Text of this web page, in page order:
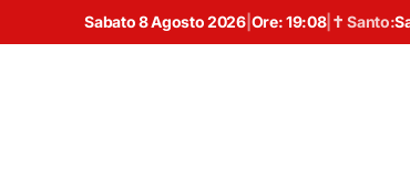
Sabato 8 Agosto 2026| Ore:19:08| ✝ Santo: